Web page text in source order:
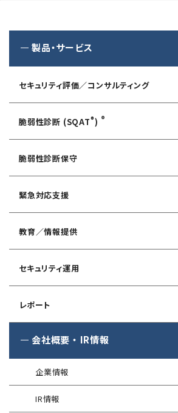
製品・サービス
セキュリティ評価／コンサルティング
情報セキュリティ・アドバイザリ
AIサービス提供者・利用者向け
サイバーセキュリティ対策支援
CSIRT構築／運用支援
インシデント初動対応準備支援
Shift Left コンサルティング
プレリミナリーサーベイ
脆弱性診断 (SQAT®) ®
WEBアプリケーション脆弱性診断
ネットワーク脆弱性診断
IoTセキュリティ診断
クラウドセキュリティ設定診断
アタックサーフェス調査
SQAT with Swift Delivery
脆弱性診断保守
デイリー自動脆弱性診断
WEBサイトコンテンツ改ざん検知
緊急対応支援
デジタルフォレンジック
緊急対応サービス
教育／情報提供
セキュリスト（SecuriST）
EC-Council
（セキュリティエンジニア養成講座）
セキュリティ運用
マネージドセキュリティサービス (MSS)
Managed Security Service for AWS
レポート
SQAT セキュリティレポート
®
会社概要 ・ IR情報
企業情報
IR情報